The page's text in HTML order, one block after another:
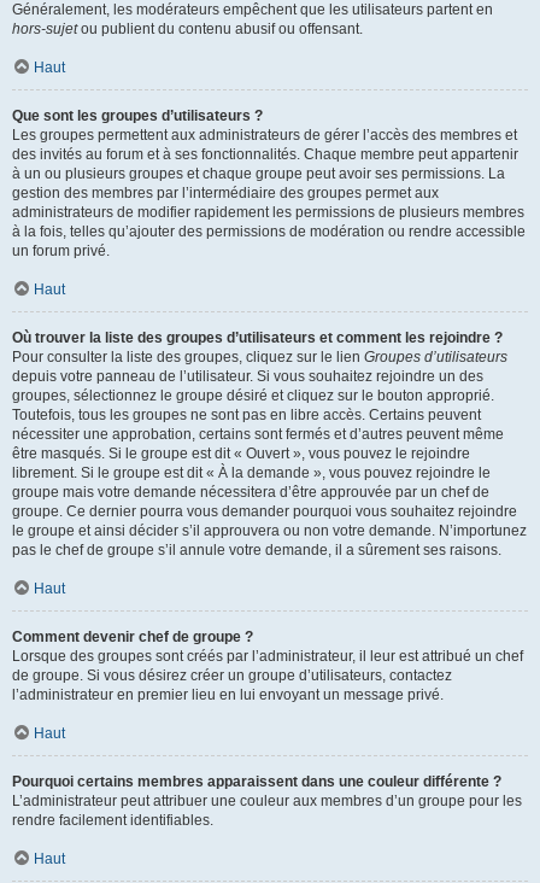
Généralement, les modérateurs empêchent que les utilisateurs partent en
hors-sujetou publient du contenu abusif ou offensant.
Haut
Que sont les groupes d’utilisateurs ?
Les groupes permettent aux administrateurs de gérer l’accès des membres et
des invités au forum et à ses fonctionnalités. Chaque membre peut appartenir
à un ou plusieurs groupes et chaque groupe peut avoir ses permissions. La
gestion des membres par l’intermédiaire des groupes permet aux
administrateurs de modifier rapidement les permissions de plusieurs membres
à la fois, telles qu’ajouter des permissions de modération ou rendre accessible
un forum privé.
Haut
Où trouver la liste des groupes d’utilisateurs et comment les rejoindre ?
Pour consulter la liste des groupes, cliquez sur le lien Groupes d’utilisateurs
depuis votre panneau de l’utilisateur. Si vous souhaitez rejoindre un des
groupes, sélectionnez le groupe désiré et cliquez sur le bouton approprié.
Toutefois, tous les groupes ne sont pas en libre accès. Certains peuvent
nécessiter une approbation, certains sont fermés et d’autres peuvent même
être masqués. Si le groupe est dit « Ouvert », vous pouvez le rejoindre
librement. Si le groupe est dit « À la demande », vous pouvez rejoindre le
groupe mais votre demande nécessitera d’être approuvée par un chef de
groupe. Ce dernier pourra vous demander pourquoi vous souhaitez rejoindre
le groupe et ainsi décider s’il approuvera ou non votre demande. N’importunez
pas le chef de groupe s’il annule votre demande, il a sûrement ses raisons.
Haut
Comment devenir chef de groupe ?
Lorsque des groupes sont créés par l’administrateur, il leur est attribué un chef
de groupe. Si vous désirez créer un groupe d’utilisateurs, contactez
l’administrateur en premier lieu en lui envoyant un message privé.
Haut
Pourquoi certains membres apparaissent dans une couleur différente ?
L’administrateur peut attribuer une couleur aux membres d’un groupe pour les
rendre facilement identifiables.
Haut